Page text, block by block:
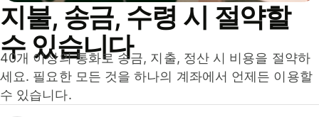
지불, 송금, 수령 시 절약할
수 있습니다
40개 이상의 통화로 송금, 지출, 정산 시 비용을 절약하
세요. 필요한 모든 것을 하나의 계좌에서 언제든 이용할
수 있습니다.